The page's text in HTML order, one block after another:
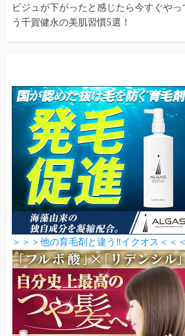
ビジュが下がったと感じたら今すぐや
う千賀健永の美肌習慣5選！
＞＞＞他の育毛剤と違う‼イクオス＜＜＜